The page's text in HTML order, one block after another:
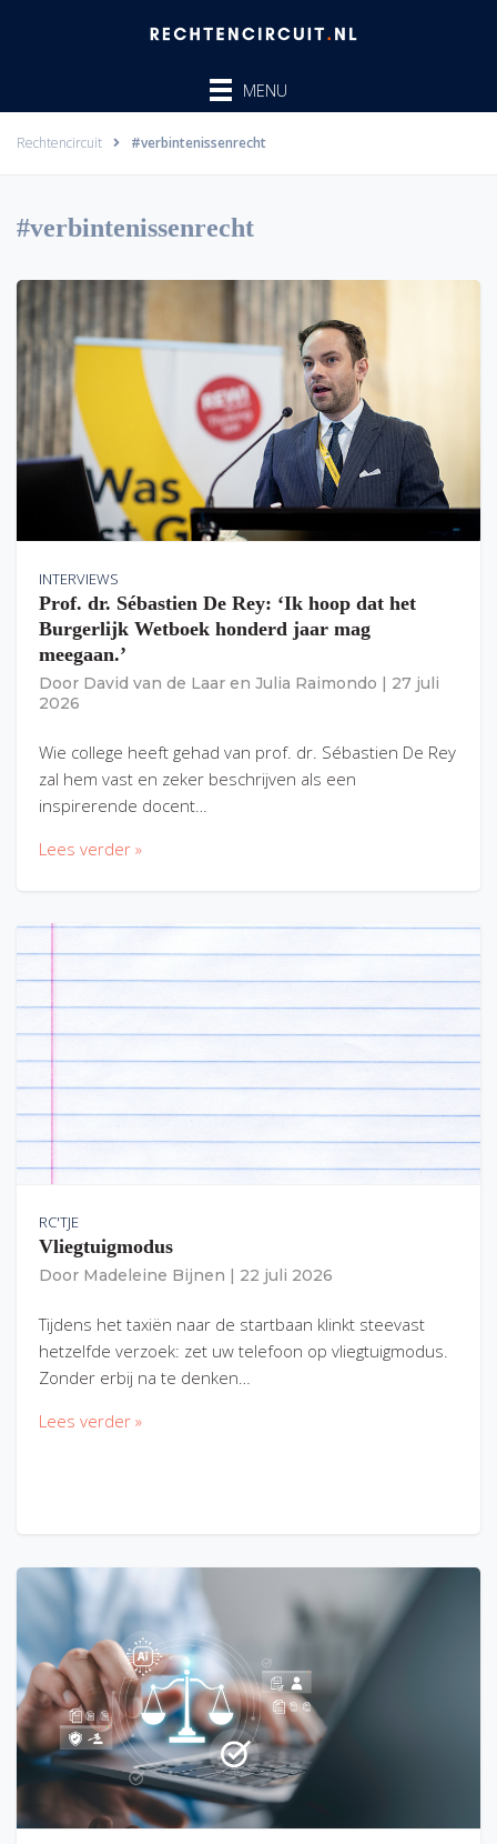
MENU
Rechtencircuit #verbintenissenrecht
#verbintenissenrecht
INTERVIEWS
Prof. dr. Sébastien De Rey: ‘Ik hoop dat het
Burgerlijk Wetboek honderd jaar mag
meegaan.’
Door David van de Laar en Julia Raimondo
27 juli
2026
Wie college heeft gehad van prof. dr. Sébastien De Rey
zal hem vast en zeker beschrijven als een
inspirerende docent…
Lees verder »
RC'TJE
Vliegtuigmodus
Door Madeleine Bijnen 22 juli 2026
Tijdens het taxiën naar de startbaan klinkt steevast
hetzelfde verzoek: zet uw telefoon op vliegtuigmodus.
Zonder erbij na te denken…
Lees verder »